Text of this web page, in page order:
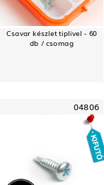
Csavar készlet tiplivel - 60
db / csomag
04806